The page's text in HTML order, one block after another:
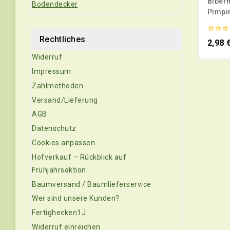
0
von
2,98
Bodendecker
Rechtliches
Widerruf
Impressum
Zahlmethoden
Versand/Lieferung
AGB
Datenschutz
Cookies anpassen
Hofverkauf – Rückblick auf
Frühjahrsaktion
Baumversand / Baumlieferservice
Wer sind unsere Kunden?
Fertighecken1J
Widerruf einreichen